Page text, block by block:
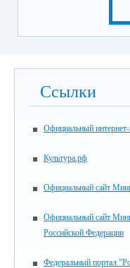
Ссылки
Официальный интернет-
Культура.рф
Официальный сайт
Официальный сайт
Российской Федерации
Федеральный портал